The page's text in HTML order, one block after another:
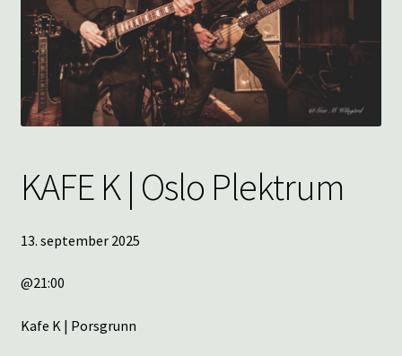
KONTAKT
SPØRSMÅL OG SVAR
HANDLEKURV
KAFE K | Oslo Plektrum
13. september 2025
@21:00
Kafe K | Porsgrunn